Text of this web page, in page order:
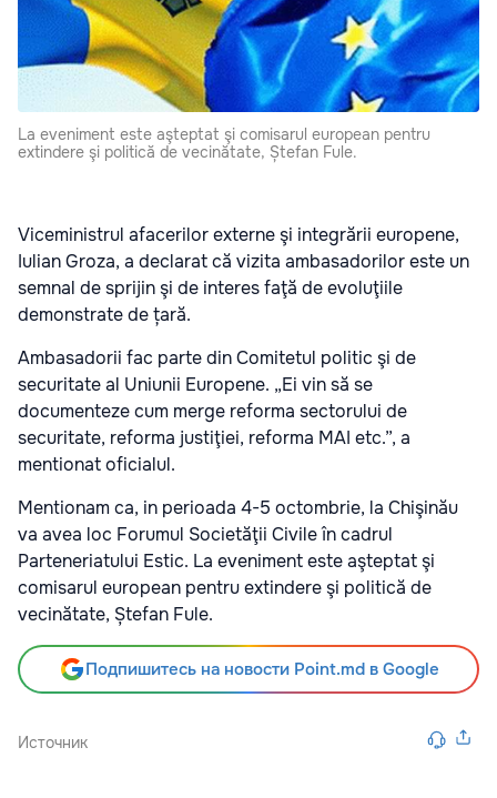
La eveniment este aşteptat şi comisarul european pentru
extindere şi politică de vecinătate, Ștefan Fule.
Viceministrul afacerilor externe şi integrării europene,
Iulian Groza, a declarat că vizita ambasadorilor este un
semnal de sprijin şi de interes faţă de evoluţiile
demonstrate de țară.
Ambasadorii fac parte din Comitetul politic şi de
securitate al Uniunii Europene. „Ei vin să se
documenteze cum merge reforma sectorului de
securitate, reforma justiţiei, reforma MAI etc.”, a
mentionat oficialul.
Mentionam ca, in perioada 4-5 octombrie, la Chişinău
va avea loc Forumul Societăţii Civile în cadrul
Parteneriatului Estic. La eveniment este aşteptat şi
comisarul european pentru extindere şi politică de
vecinătate, Ștefan Fule.
Подпишитесь на новости Point.md в Google
Источник